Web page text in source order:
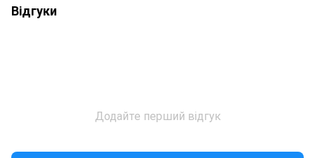
Відгуки
Додайте перший відгук